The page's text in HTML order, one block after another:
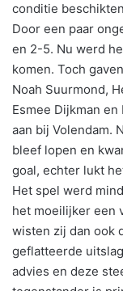
conditie
Door een paar
en 2-5. Nu werd
komen. Toch
Noah Suurmond,
Esmee Dijkman
aan bij Volendam.
bleef lopen en
goal, echter lukt
Het spel werd
het moeilijker een
wisten zij dan ook
geflatteerde
advies en deze